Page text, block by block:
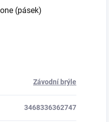
(pásek)
Závodní brýle
3468336362747